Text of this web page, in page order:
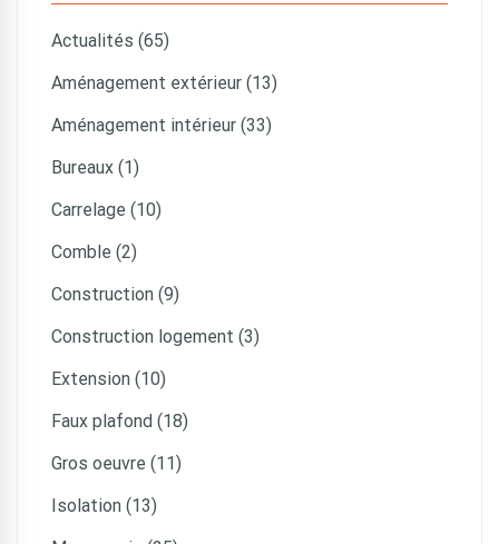
Actualités (65)
Aménagement extérieur (13)
Aménagement intérieur (33)
Bureaux (1)
Carrelage (10)
Comble (2)
Construction (9)
Construction logement (3)
Extension (10)
Faux plafond (18)
Gros oeuvre (11)
Isolation (13)